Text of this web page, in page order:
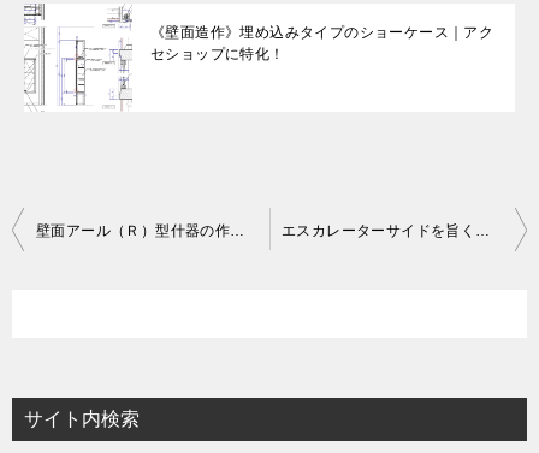
《壁面造作》埋め込みタイプのショーケース｜アク
セショップに特化！
投
ー
壁面アール（Ｒ）型什器の作図事例と納め方 エスカレーターサイドを旨く活用した壁面什器の作図事例
サイト内検索